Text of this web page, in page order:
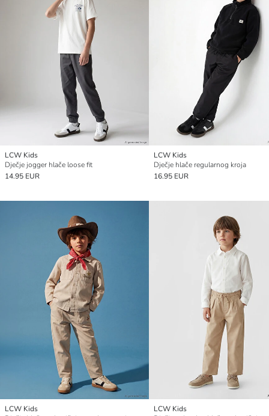
LCW Kids
Dječje jogger hlače loose fit
14.95 EUR
LCW Kids
Dječje hlače regularnog kroja
16.95 EUR
LCW Kids
LCW Kids